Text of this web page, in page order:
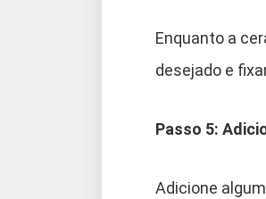
Enquanto a
desejado e
Passo 5:
Adicione